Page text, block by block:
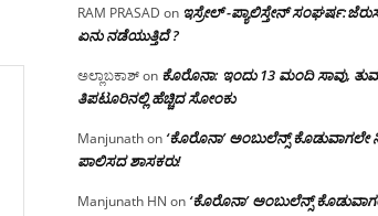
RAM PRASAD on ಇಸ್ರೇಲ್ -ಪ್ಯಾಲಿಸ್ತೇನ್
ಏನು ನಡೆಯುತ್ತಿದೆ ?
ಅಲ್ಲಾಬಕಾಶ್on ಕೊರೊನಾ: ಇಂದು 13 ಮಂದಿ ಸಾವು,
ತಿಪಟೂರಿನಲ್ಲಿ ಹೆಚ್ಚಿದ ಸೋಂಕು
Manjunathon ‘ಕೊರೊನಾ’ ಅಂಬುಲೆನ್ಸ್
ಪಾಲಿಸದ ಶಾಸಕರು!
Manjunath HN on ‘ಕೊರೊನಾ’ ಅಂಬುಲೆನ್ಸ್